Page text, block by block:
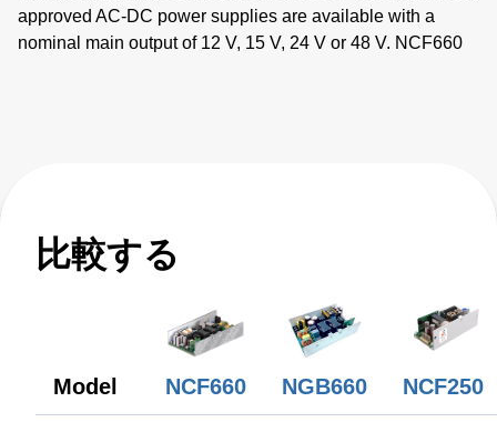
approved AC-DC power supplies are available with a
nominal main output of 12 V, 15 V, 24 V or 48 V. NCF660
比較する
Model NCF660 NGB660 NCF250